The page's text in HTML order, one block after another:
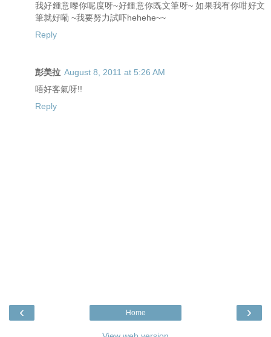
我好鍾意嚟你呢度呀~好鍾意你既文筆呀~ 如果我有你咁好文
筆就好嘞 ~我要努力試吓hehehe~~
Reply
彭美拉 August 8, 2011 at 5:26 AM
唔好客氣呀!!
Reply
‹ ›
Home